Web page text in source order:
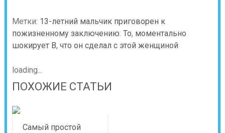
Метки: 13-летний мальчик приговорен к
пожизненному заключению. То, моментально
шокирует В, что он сделал с этой женщиной
loading...
ПОХОЖИЕ СТАТЬИ
Самый простой